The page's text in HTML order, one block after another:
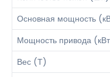
Основная мощность
Мощность привода
Вес (Т)